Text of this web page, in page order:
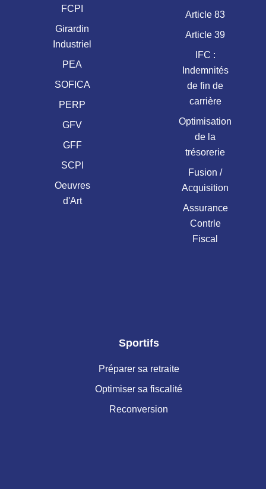
FCPI
Girardin
Industriel
PEA
SOFICA
PERP
GFV
GFF
SCPI
Oeuvres
d'Art
Article 83
Article 39
IFC :
Indemnités
de fin de
carrière
Optimisation
de la
trésorerie
Fusion /
Acquisition
Assurance
Contrle
Fiscal
Sportifs
Préparer sa retraite
Optimiser sa fiscalité
Reconversion